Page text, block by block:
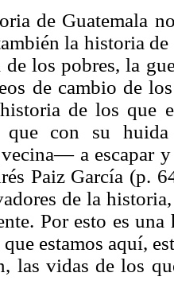
de Guatemala
la historia
de los pobres, la
de cambio de
de los que
que con su
a escapar
Paiz García (p.
de la
Por esto es
estamos aquí,
las vidas de los